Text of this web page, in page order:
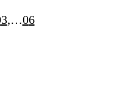
3 … 6